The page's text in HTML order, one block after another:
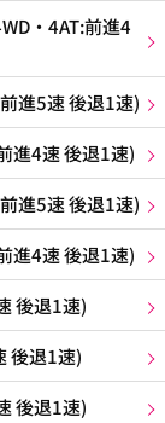
・4AT:前進4
進5速 後退1速)
4速 後退1速)
進5速 後退1速)
4速 後退1速)
後退1速)
後退1速)
後退1速)